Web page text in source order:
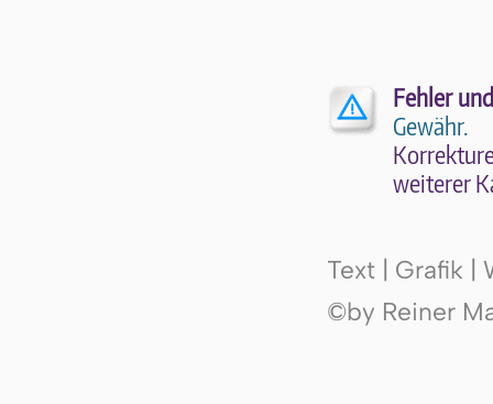
Fehler
Gewähr.
wei­te­rer
Text | Grafik |
©by Reiner